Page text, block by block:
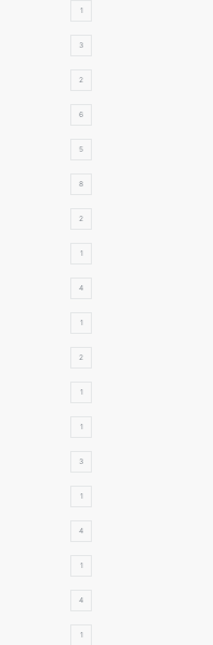
1
3
2
6
5
8
2
1
4
1
2
1
1
3
1
4
1
4
1